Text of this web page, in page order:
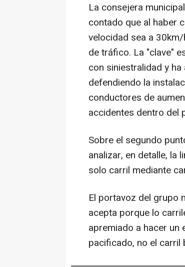
La consejera
contado que al haber
velocidad sea a
de tráfico. La "clave"
con siniestralidad y
defendiendo la
conductores de
accidentes dentro del
Sobre el segundo
analizar, en detalle, la
solo carril mediante
El portavoz del grupo
acepta porque lo
apremiado a hacer un
pacificado, no el carril